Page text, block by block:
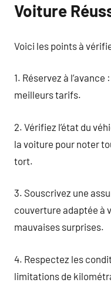
Voiture
Voici les points à
1. Réservez à
meilleurs tarifs.
2. Vérifiez l’état du
la voiture pour noter
tort.
3. Souscrivez une
couverture adaptée à
mauvaises surprises.
4. Respectez les
limitations de